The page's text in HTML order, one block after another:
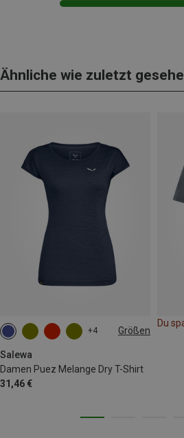
Ähnliche wie zuletzt
+4 Größen
Salewa
Damen Puez Melange Dry T-Shirt
31,46 €
M L XL XXL
Du